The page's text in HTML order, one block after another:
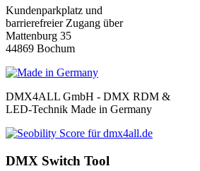
Kundenparkplatz und
barrierefreier Zugang über
Mattenburg 35
44869 Bochum
DMX4ALL GmbH - DMX RDM &
LED-Technik Made in Germany
DMX Switch Tool